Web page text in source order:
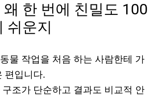
한 번에 친밀도 100
쉬운지
물 작업을 처음 하는 사람한테 가
편입니다.
조가 단순하고 결과도 비교적 안